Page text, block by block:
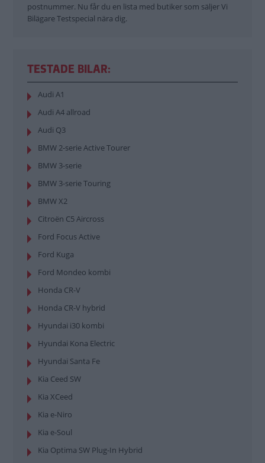
postnummer. Nu får du en lista med butiker som säljer Vi
Bilägare Testspecial nära dig.
TESTADE BILAR:
Audi A1
Audi A4 allroad
Audi Q3
BMW 2-serie Active Tourer
BMW 3-serie
BMW 3-serie Touring
BMW X2
Citroën C5 Aircross
Ford Focus Active
Ford Kuga
Ford Mondeo kombi
Honda CR-V
Honda CR-V hybrid
Hyundai i30 kombi
Hyundai Kona Electric
Hyundai Santa Fe
Kia Ceed SW
Kia XCeed
Kia e-Niro
Kia e-Soul
Kia Optima SW Plug-In Hybrid